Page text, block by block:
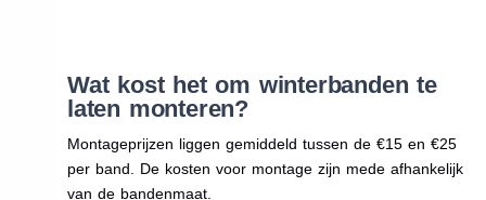
Wat kost het om winterbanden te
laten monteren?
Montageprijzen liggen gemiddeld tussen de €15 en €25
per band. De kosten voor montage zijn mede afhankelijk
van de bandenmaat.